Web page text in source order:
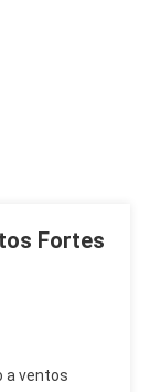
Fortes
a ventos